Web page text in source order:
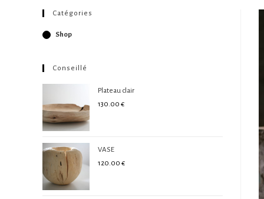
Catégories
Shop
Conseillé
Plateau clair
130.00 €
VASE
120.00 €